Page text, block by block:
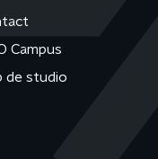
Campus
de studio